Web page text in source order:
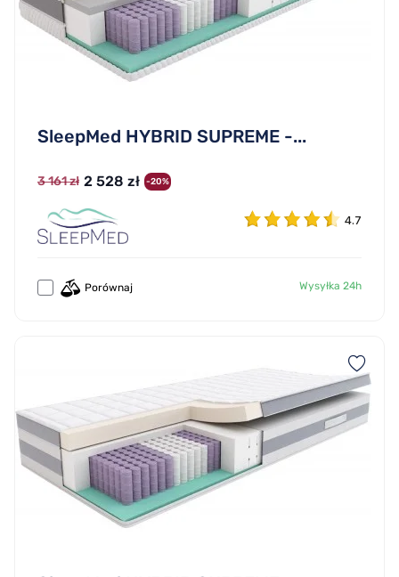
SleepMed HYBRID SUPREME -...
3 161 zł 2 528 zł -20%
4.7
Porównaj Wysyłka 24h